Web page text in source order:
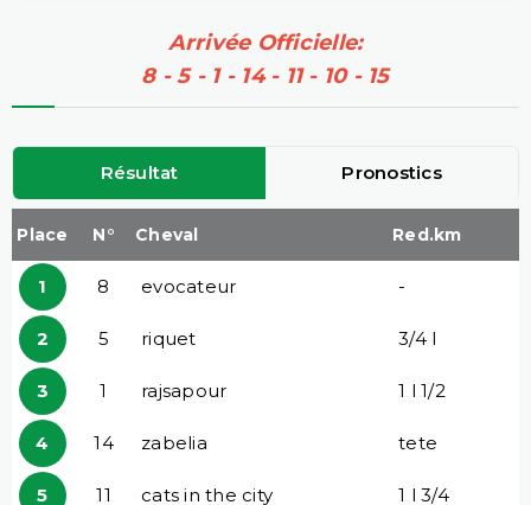
Arrivée Officielle:
8 - 5 - 1 - 14 - 11 - 10 - 15
Résultat Pronostics
Place N° Cheval Red.km
1 8 evocateur -
2 5 riquet 3/4 l
3 1 rajsapour 1 l 1/2
4 14 zabelia tete
5 11 cats in the city 1 l 3/4